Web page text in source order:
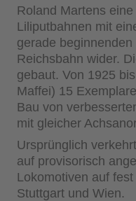
Roland Martens
Liliputbahnen mit
gerade
Reichsbahn wider.
gebaut. Von 1925
Maffei) 15
Bau von
mit gleicher
Ursprünglich
auf provisorisch
Lokomotiven auf
Stuttgart und Wien.